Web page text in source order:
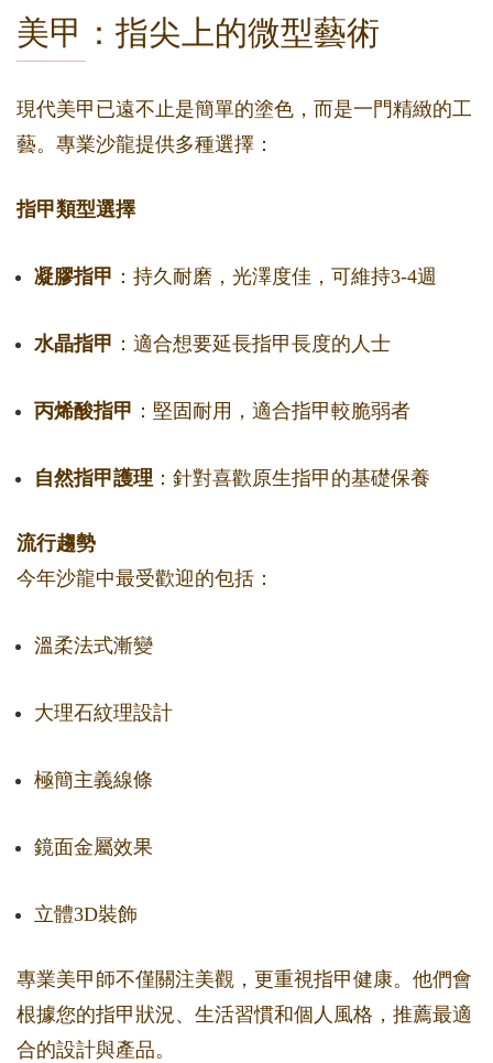
美甲：指尖上的微型藝術
現代美甲已遠不止是簡單的塗色，而是一門精緻的工
藝。專業沙龍提供多種選擇：
指甲類型選擇
凝膠指甲 ：持久耐磨，光澤度佳，可維持3-4週
水晶指甲 ：適合想要延長指甲長度的人士
丙烯酸指甲 ：堅固耐用，適合指甲較脆弱者
自然指甲護理 ：針對喜歡原生指甲的基礎保養
流行趨勢
今年沙龍中最受歡迎的包括：
溫柔法式漸變
大理石紋理設計
極簡主義線條
鏡面金屬效果
立體3D裝飾
專業美甲師不僅關注美觀，更重視指甲健康。他們會
根據您的指甲狀況、生活習慣和個人風格，推薦最適
合的設計與產品。